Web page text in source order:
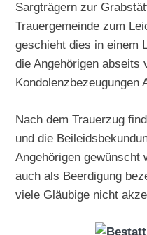
Sargträgern zur
Trauergemeinde zum
geschieht dies in einem
die Angehörigen
Kondolenzbezeugungen
Nach dem Trauerzug
und die
Angehörigen gewünscht
auch als Beerdigung
viele Gläubige nicht